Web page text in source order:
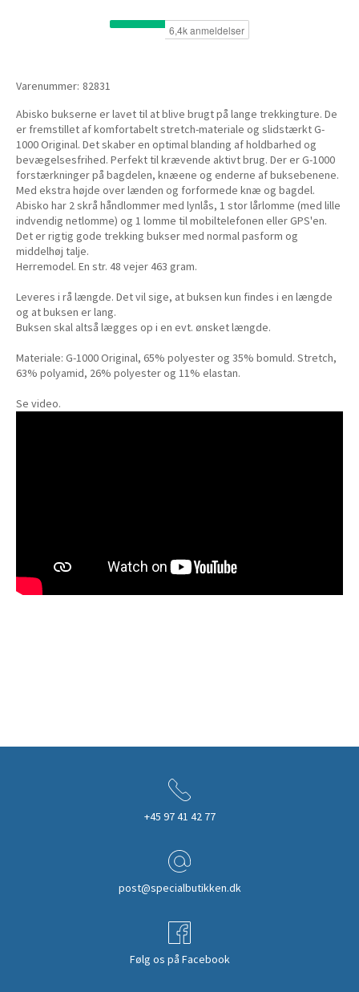
Varenummer: 82831
Abisko bukserne er lavet til at blive brugt på lange trekkingture. De
er fremstillet af komfortabelt stretch-materiale og slidstærkt G-
1000 Original. Det skaber en optimal blanding af holdbarhed og
bevægelsesfrihed. Perfekt til krævende aktivt brug. Der er G-1000
forstærkninger på bagdelen, knæene og enderne af buksebenene.
Med ekstra højde over lænden og forformede knæ og bagdel.
Abisko har 2 skrå håndlommer med lynlås, 1 stor lårlomme (med lille
indvendig netlomme) og 1 lomme til mobiltelefonen eller GPS'en.
Det er rigtig gode trekking bukser med normal pasform og
middelhøj talje.
Herremodel. En str. 48 vejer 463 gram.
Leveres i rå længde. Det vil sige, at buksen kun findes i en længde
og at buksen er lang.
Buksen skal altså lægges op i en evt. ønsket længde.
Materiale: G-1000 Original, 65% polyester og 35% bomuld. Stretch,
63% polyamid, 26% polyester og 11% elastan.
Se video.
+45 97 41 42 77
post@specialbutikken.dk
Følg os på Facebook